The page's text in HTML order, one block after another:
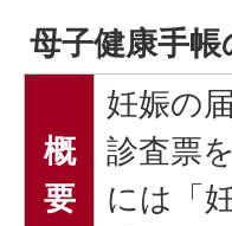
母子健康手
概
要
妊娠の
診査票
には「